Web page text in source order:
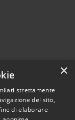
×
strettamente
del sito,
di elaborare